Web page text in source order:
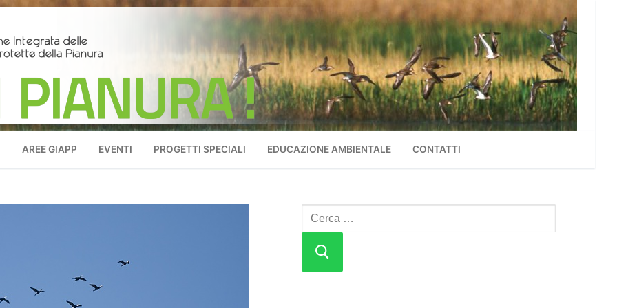
AREE GIAPP EVENTI PROGETTI SPECIALI EDUCAZIONE AMBIENTALE CONTATTI
Cerca: